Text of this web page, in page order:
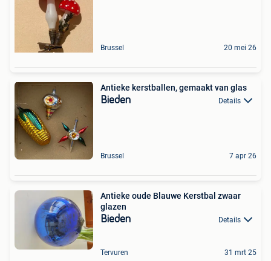
Brussel 20 mei 26
Antieke kerstballen, gemaakt van glas
Bieden Details
Brussel 7 apr 26
Antieke oude Blauwe Kerstbal zwaar
glazen
Bieden Details
Tervuren 31 mrt 25